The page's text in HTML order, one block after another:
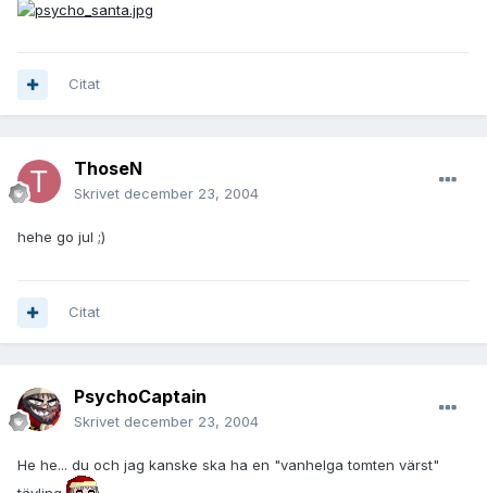
Citat
ThoseN
Skrivet december 23, 2004
hehe go jul ;)
Citat
PsychoCaptain
Skrivet december 23, 2004
He he... du och jag kanske ska ha en "vanhelga tomten värst"